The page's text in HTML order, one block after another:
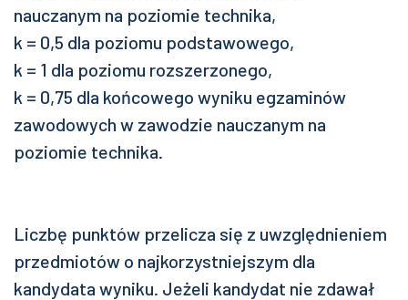
nauczanym na poziomie technika,
k = 0,5 dla poziomu podstawowego,
k = 1 dla poziomu rozszerzonego,
k = 0,75 dla końcowego wyniku egzaminów
zawodowych w zawodzie nauczanym na
poziomie technika.
Liczbę punktów przelicza się z uwzględnieniem
przedmiotów o najkorzystniejszym dla
kandydata wyniku. Jeżeli kandydat nie zdawał